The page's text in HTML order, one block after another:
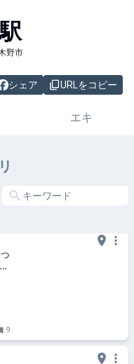
駅
野市
シェア URLをコピー
エキ
9